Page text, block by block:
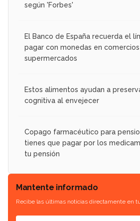
según 'Forbes'
El Banco de España recuerda el
pagar con monedas en
supermercados
Estos alimentos ayudan a
cognitiva al envejecer
Copago farmacéutico para
tienes que pagar por los
tu pensión
Mantente informado
Recibe las últimas noticias directamente en